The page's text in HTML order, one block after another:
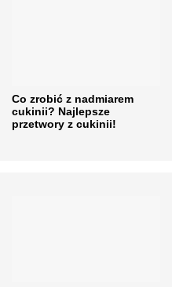
Co zrobić z nadmiarem
cukinii? Najlepsze
przetwory z cukinii!